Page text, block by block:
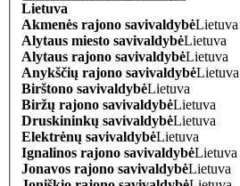
Lietuva
Akmenės rajono savivaldybėLietuva
Alytaus miesto savivaldybėLietuva
Alytaus rajono savivaldybėLietuva
Anykščių rajono savivaldybėLietuva
Birštono savivaldybėLietuva
Biržų rajono savivaldybėLietuva
Druskininkų savivaldybėLietuva
Elektrėnų savivaldybėLietuva
Ignalinos rajono savivaldybėLietuva
Jonavos rajono savivaldybėLietuva